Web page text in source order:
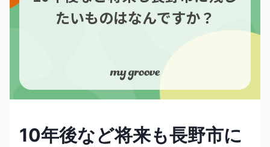
たいものはなんですか？​
10年後など将来も長野市に